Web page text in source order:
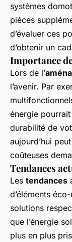
systèmes
pièces
d’évaluer ces
d’obtenir un
Importance
Lors de l’
l’avenir. Par
énergie pourrait
durabilité de
aujourd’hui
coûteuses
Tendances
Les tendances
d’éléments
solutions
que l’énergie
plus en plus